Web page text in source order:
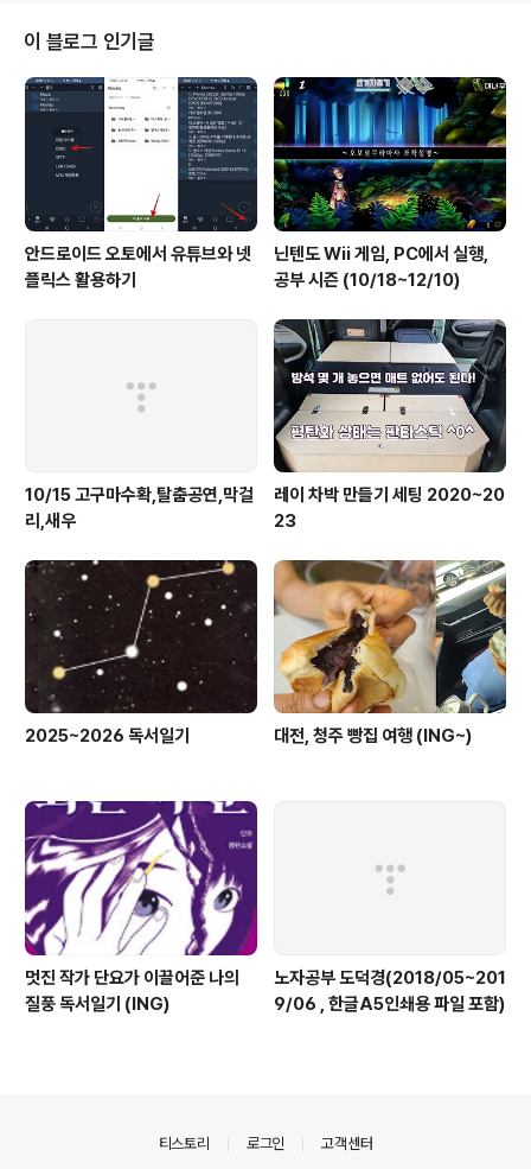
카트만두,보드나트 8,파탄,박타푸르 9.카트만두,쳉두(중
이 블로그 인기글
안드로이드 오토에서 유튜브와 넷
플릭스 활용하기
닌텐도 Wii 게임, PC에서 실행,
공부 시즌 (10/18~12/10)
10/15 고구마수확,탈춤공연,막걸
리,새우
레이 차박 만들기 세팅 2020~20
23
2025~2026 독서일기 대전, 청주 빵집 여행 (ING~)
멋진 작가 단요가 이끌어준 나의
질풍 독서일기 (ING)
노자공부 도덕경(2018/05~201
9/06 , 한글A5인쇄용 파일 포함)
티스토리 로그인 고객센터